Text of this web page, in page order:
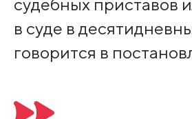
в суде в
говорится в